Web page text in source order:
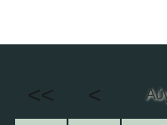
<< <